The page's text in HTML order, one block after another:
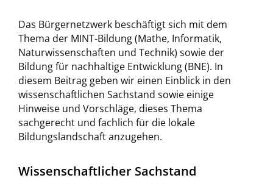
Das Bürgernetzwerk beschäftigt sich mit dem
Thema der MINT-Bildung (Mathe, Informatik,
Naturwissenschaften und Technik) sowie der
Bildung für nachhaltige Entwicklung (BNE). In
diesem Beitrag geben wir einen Einblick in den
wissenschaftlichen Sachstand sowie einige
Hinweise und Vorschläge, dieses Thema
sachgerecht und fachlich für die lokale
Bildungslandschaft anzugehen.
Wissenschaftlicher Sachstand